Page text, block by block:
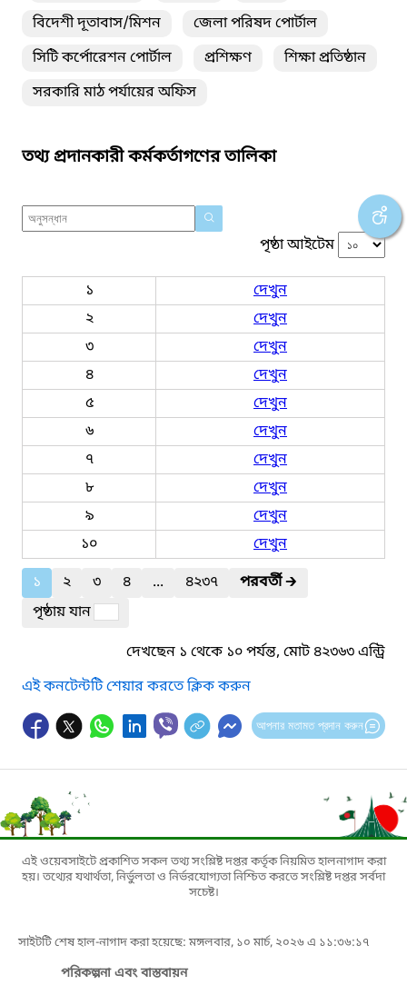
বিদেশী দূতাবাস/মিশন
জেলা পরিষদ পোর্টাল
সিটি কর্পোরেশন পোর্টাল
প্রশিক্ষণ
শিক্ষা প্রতিষ্ঠান
সরকারি মাঠ পর্যায়ের অফিস
তথ্য প্রদানকারী কর্মকর্তাগণের তালিকা
পৃষ্ঠা আইটেম
১
দেখুন
২
দেখুন
৩
দেখুন
৪
দেখুন
৫
দেখুন
৬
দেখুন
৭
দেখুন
৮
দেখুন
৯
দেখুন
১০
দেখুন
১
২ ৩ ৪ ... ৪২৩৭ পরবর্তী🡲
পৃষ্ঠায় যান
দেখছেন ১ থেকে ১০ পর্যন্ত, মোট ৪২৩৬৩ এন্ট্রি
এই কনটেন্টটি শেয়ার করতে ক্লিক করুন
আপনার মতামত প্রদান করুন
এই ওয়েবসাইটে প্রকাশিত সকল তথ্য সংশ্লিষ্ট দপ্তর কর্তৃক নিয়মিত হালনাগাদ করা
হয়। তথ্যের যথার্থতা, নির্ভুলতা ও নির্ভরযোগ্যতা নিশ্চিত করতে সংশ্লিষ্ট দপ্তর সর্বদা
সচেষ্ট।
সাইটটি শেষ হাল-নাগাদ করা হয়েছে: মঙ্গলবার, ১০ মার্চ, ২০২৬ এ ১১:৩৬:১৭
পরিকল্পনা এবং বাস্তবায়ন